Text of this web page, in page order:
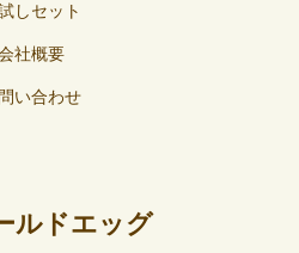
しセット
社概要
い合わせ
ルドエッグ